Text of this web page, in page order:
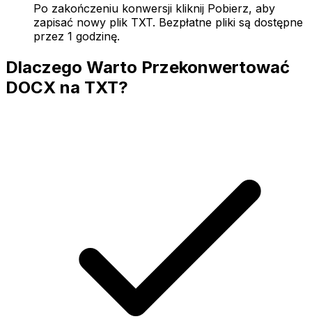
Po zakończeniu konwersji kliknij Pobierz, aby
zapisać nowy plik TXT. Bezpłatne pliki są dostępne
przez 1 godzinę.
Dlaczego Warto Przekonwertować
DOCX na TXT?